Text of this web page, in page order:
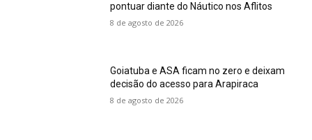
pontuar diante do Náutico nos Aflitos
8 de agosto de 2026
Goiatuba e ASA ficam no zero e deixam
decisão do acesso para Arapiraca
8 de agosto de 2026